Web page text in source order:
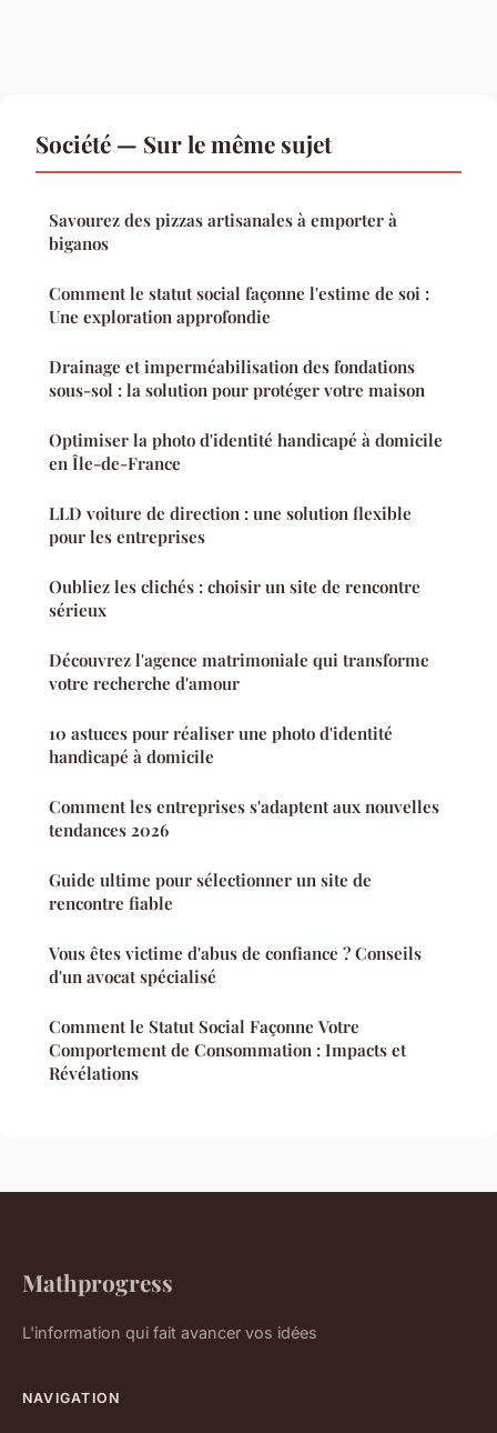
Société — Sur le même sujet
Savourez des pizzas artisanales à emporter à
biganos
Comment le statut social façonne l'estime de soi :
Une exploration approfondie
Drainage et imperméabilisation des fondations
sous-sol : la solution pour protéger votre maison
Optimiser la photo d'identité handicapé à domicile
en Île-de-France
LLD voiture de direction : une solution flexible
pour les entreprises
Oubliez les clichés : choisir un site de rencontre
sérieux
Découvrez l'agence matrimoniale qui transforme
votre recherche d'amour
10 astuces pour réaliser une photo d'identité
handicapé à domicile
Comment les entreprises s'adaptent aux nouvelles
tendances 2026
Guide ultime pour sélectionner un site de
rencontre fiable
Vous êtes victime d'abus de confiance ? Conseils
d'un avocat spécialisé
Comment le Statut Social Façonne Votre
Comportement de Consommation : Impacts et
Révélations
Mathprogress
L'information qui fait avancer vos idées
NAVIGATION